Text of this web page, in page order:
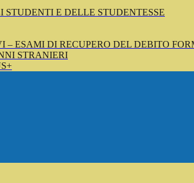
E DELLE STUDENTESSE
ESAMI DI RECUPERO DEL DEBITO
STRANIERI